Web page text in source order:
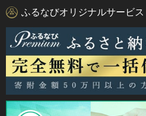
ふるなびオリジナルサービス